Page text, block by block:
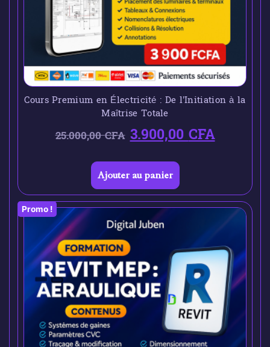
Cours Premium en Électricité : De l’Initiation à la
Maîtrise Totale
25.000,00CFA 3.900,00CFA
Ajouter au panier
Promo !